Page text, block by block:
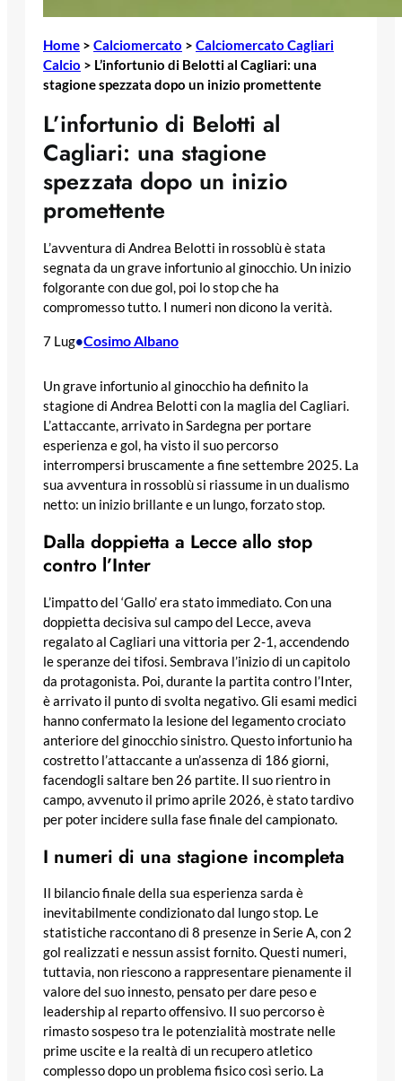
Home > Calciomercato > Calciomercato Cagliari
Calcio > L’infortunio di Belotti al Cagliari: una
stagione spezzata dopo un inizio promettente
L’infortunio di Belotti al
Cagliari: una stagione
spezzata dopo un inizio
promettente
L’avventura di Andrea Belotti in rossoblù è stata
segnata da un grave infortunio al ginocchio. Un inizio
folgorante con due gol, poi lo stop che ha
compromesso tutto. I numeri non dicono la verità.
7 Lug•Cosimo Albano
Un grave infortunio al ginocchio ha definito la
stagione di Andrea Belotti con la maglia del Cagliari.
L’attaccante, arrivato in Sardegna per portare
esperienza e gol, ha visto il suo percorso
interrompersi bruscamente a fine settembre 2025. La
sua avventura in rossoblù si riassume in un dualismo
netto: un inizio brillante e un lungo, forzato stop.
Dalla doppietta a Lecce allo stop
contro l’Inter
L’impatto del ‘Gallo’ era stato immediato. Con una
doppietta decisiva sul campo del Lecce, aveva
regalato al Cagliari una vittoria per 2-1, accendendo
le speranze dei tifosi. Sembrava l’inizio di un capitolo
da protagonista. Poi, durante la partita contro l’Inter,
è arrivato il punto di svolta negativo. Gli esami medici
hanno confermato la lesione del legamento crociato
anteriore del ginocchio sinistro. Questo infortunio ha
costretto l’attaccante a un’assenza di 186 giorni,
facendogli saltare ben 26 partite. Il suo rientro in
campo, avvenuto il primo aprile 2026, è stato tardivo
per poter incidere sulla fase finale del campionato.
I numeri di una stagione incompleta
Il bilancio finale della sua esperienza sarda è
inevitabilmente condizionato dal lungo stop. Le
statistiche raccontano di 8 presenze in Serie A, con 2
gol realizzati e nessun assist fornito. Questi numeri,
tuttavia, non riescono a rappresentare pienamente il
valore del suo innesto, pensato per dare peso e
leadership al reparto offensivo. Il suo percorso è
rimasto sospeso tra le potenzialità mostrate nelle
prime uscite e la realtà di un recupero atletico
complesso dopo un problema fisico così serio. La